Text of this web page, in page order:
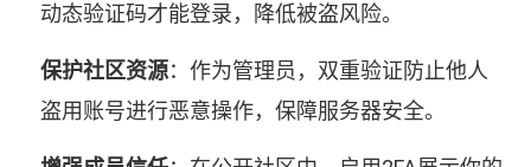
动态验证码才能登录，降低被盗风险。
保护社区资源：作为管理员，双重验证防止他人
盗用账号进行恶意操作，保障服务器安全。